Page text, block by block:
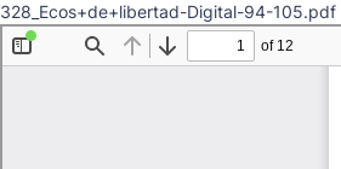
328_Ecos+de+libertad-Digital-94-105.pdf